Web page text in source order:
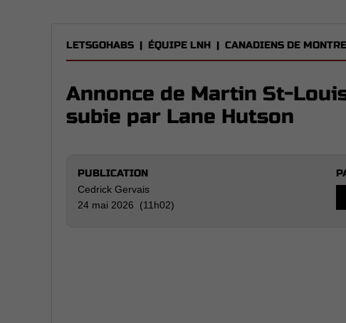
LETSGOHABS | ÉQUIPE LNH | CANADIENS DE
Annonce de Martin St-
subie par Lane Hutson
PUBLICATION
Cedrick Gervais
24 mai 2026 (11h02)